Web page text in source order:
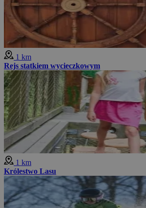
1 km
Rejs statkiem wycieczkowym
1 km
Królestwo Lasu